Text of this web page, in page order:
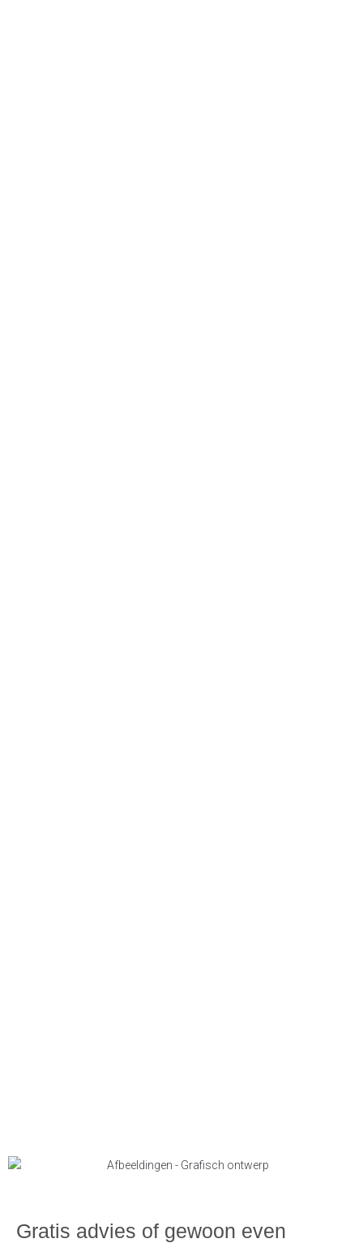
Gratis advies of gewoon even